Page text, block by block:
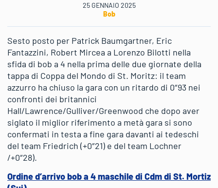
25 GENNAIO 2025
Bob
Sesto posto per Patrick Baumgartner, Eric
Fantazzini, Robert Mircea a Lorenzo Bilotti nella
sfida di bob a 4 nella prima delle due giornate della
tappa di Coppa del Mondo di St. Moritz: il team
azzurro ha chiuso la gara con un ritardo di 0″93 nei
confronti dei britannici
Hall/Lawrence/Gulliver/Greenwood che dopo aver
siglato il miglior riferimento a metà gara si sono
confermati in testa a fine gara davanti ai tedeschi
del team Friedrich (+0″21) e del team Lochner
/+0″28).
Ordine d’arrivo bob a 4 maschile di Cdm di St. Mortiz